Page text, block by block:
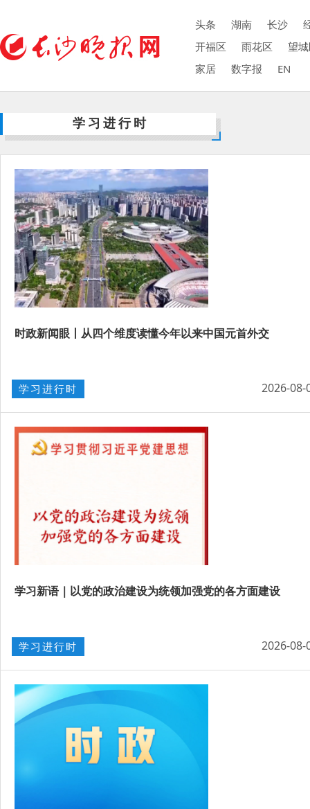
头条 湖南 长沙
开福区
雨花区
望
家居
数字报 EN
学习进行时
时政新闻眼丨从四个维度读懂今年以来中国元首外交
学习进行时 2026-08-
学习新语｜以党的政治建设为统领加强党的各方面建设
学习进行时 2026-08-